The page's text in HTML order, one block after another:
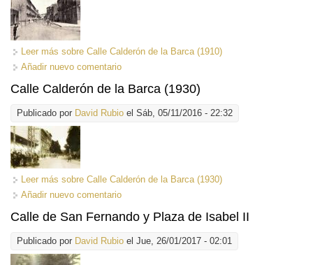
Leer más sobre Calle Calderón de la Barca (1910)
Añadir nuevo comentario
Calle Calderón de la Barca (1930)
Publicado por David Rubio el Sáb, 05/11/2016 - 22:32
Leer más sobre Calle Calderón de la Barca (1930)
Añadir nuevo comentario
Calle de San Fernando y Plaza de Isabel II
Publicado por David Rubio el Jue, 26/01/2017 - 02:01